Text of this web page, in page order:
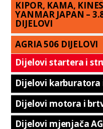
KIPOR, KAMA,
YANMAR JAPAN –
DIJELOVI
AGRIA 506 DIJELOVI
Dijelovi startera i
Dijelovi karburatora
Dijelovi motora i
Dijelovi mjenjača